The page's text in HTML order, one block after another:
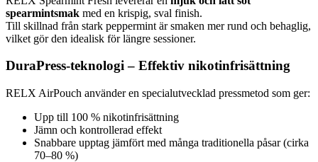
spearmintsmak med en krispig, sval finish.
Till skillnad från stark peppermint är smaken mer rund och behaglig,
vilket gör den idealisk för längre sessioner.
DuraPress-teknologi – Effektiv nikotinfrisättning
RELX AirPouch använder en specialutvecklad pressmetod som ger:
Upp till 100 % nikotinfrisättning
Jämn och kontrollerad effekt
Snabbare upptag jämfört med många traditionella påsar (cirka
70–80 %)